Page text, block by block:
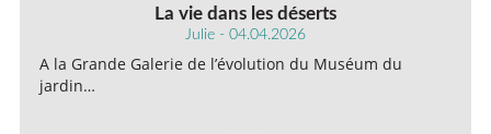
La vie dans les déserts
Julie - 04.04.2026
A la Grande Galerie de l’évolution du Muséum du
jardin…